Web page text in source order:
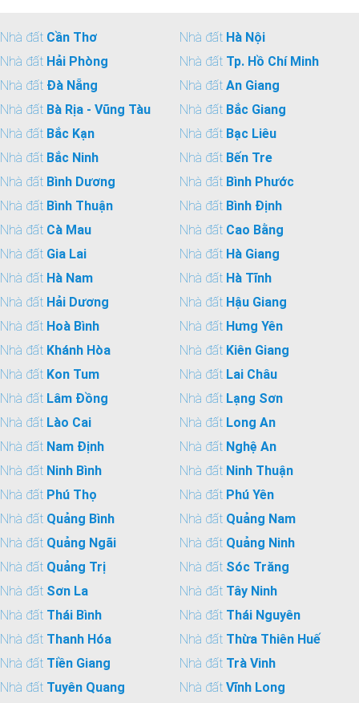
Nhà đất Cần Thơ Nhà đất Hà Nội
Nhà đất Hải Phòng Nhà đất Tp. Hồ Chí Minh
Nhà đất Đà Nẵng Nhà đất An Giang
Nhà đất Bà Rịa - Vũng Tàu Nhà đất Bắc Giang
Nhà đất Bắc Kạn Nhà đất Bạc Liêu
Nhà đất Bắc Ninh Nhà đất Bến Tre
Nhà đất Bình Dương Nhà đất Bình Phước
Nhà đất Bình Thuận Nhà đất Bình Định
Nhà đất Cà Mau Nhà đất Cao Bằng
Nhà đất Gia Lai Nhà đất Hà Giang
Nhà đất Hà Nam Nhà đất Hà Tĩnh
Nhà đất Hải Dương Nhà đất Hậu Giang
Nhà đất Hoà Bình Nhà đất Hưng Yên
Nhà đất Khánh Hòa Nhà đất Kiên Giang
Nhà đất Kon Tum Nhà đất Lai Châu
Nhà đất Lâm Đồng Nhà đất Lạng Sơn
Nhà đất Lào Cai Nhà đất Long An
Nhà đất Nam Định Nhà đất Nghệ An
Nhà đất Ninh Bình Nhà đất Ninh Thuận
Nhà đất Phú Thọ Nhà đất Phú Yên
Nhà đất Quảng Bình Nhà đất Quảng Nam
Nhà đất Quảng Ngãi Nhà đất Quảng Ninh
Nhà đất Quảng Trị Nhà đất Sóc Trăng
Nhà đất Sơn La Nhà đất Tây Ninh
Nhà đất Thái Bình Nhà đất Thái Nguyên
Nhà đất Thanh Hóa Nhà đất Thừa Thiên Huế
Nhà đất Tiền Giang Nhà đất Trà Vinh
Nhà đất Tuyên Quang Nhà đất Vĩnh Long